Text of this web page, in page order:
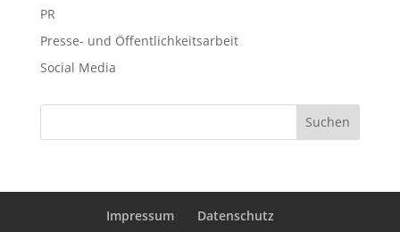
PR
Presse- und Öffentlichkeitsarbeit
Social Media
Impressum Datenschutz